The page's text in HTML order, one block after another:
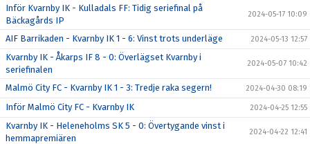
Inför Kvarnby IK - Kulladals FF: Tidig seriefinal på
Bäckagårds IP
2024-05-17 10:09
AIF Barrikaden - Kvarnby IK 1 - 6: Vinst trots underläge 2024-05-13 12:57
Kvarnby IK - Åkarps IF 8 - 0: Överlägset Kvarnby i
seriefinalen
2024-05-07 10:42
Malmö City FC - Kvarnby IK 1 - 3: Tredje raka segern! 2024-04-30 08:19
Inför Malmö City FC - Kvarnby IK 2024-04-25 12:55
Kvarnby IK - Heleneholms SK 5 - 0: Övertygande vinst i
hemmapremiären
2024-04-22 12:41